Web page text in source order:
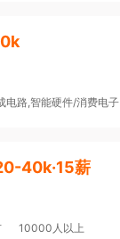
电路,智能硬件/消费电子
40k·15薪
10000人以上